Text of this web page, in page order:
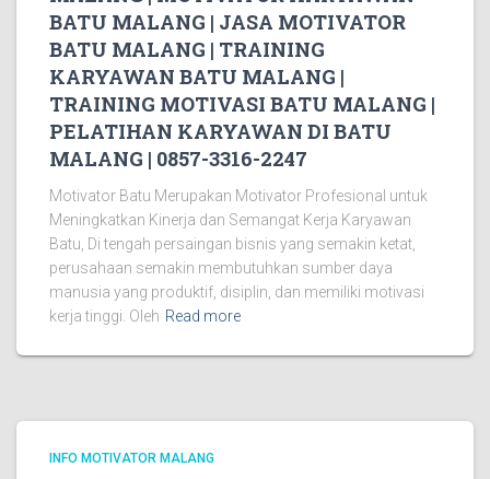
BATU MALANG | JASA MOTIVATOR
BATU MALANG | TRAINING
KARYAWAN BATU MALANG |
TRAINING MOTIVASI BATU MALANG |
PELATIHAN KARYAWAN DI BATU
MALANG | 0857-3316-2247
Motivator Batu Merupakan Motivator Profesional untuk
Meningkatkan Kinerja dan Semangat Kerja Karyawan
Batu, Di tengah persaingan bisnis yang semakin ketat,
perusahaan semakin membutuhkan sumber daya
manusia yang produktif, disiplin, dan memiliki motivasi
kerja tinggi. Oleh Read more
INFO MOTIVATOR MALANG